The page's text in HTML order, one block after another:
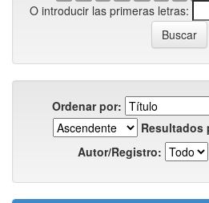
O introducir las primeras letras:
Ordenar por:
Resultados
Autor/Registro: